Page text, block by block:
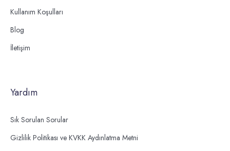
Kullanım Koşulları
Blog
İletişim
Yardım
Sık Sorulan Sorular
Gizlilik Politikası ve KVKK Aydınlatma Metni